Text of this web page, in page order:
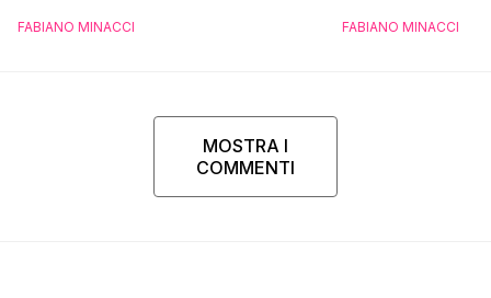
FABIANO MINACCI FABIANO MINACCI
MOSTRA I
COMMENTI